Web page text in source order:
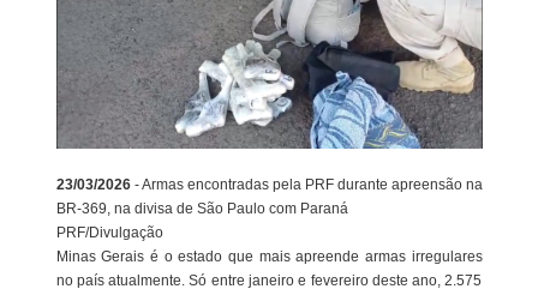
23/03/2026 - Armas encontradas pela PRF durante apreensão na
BR-369, na divisa de São Paulo com Paraná
PRF/Divulgação
Minas Gerais é o estado que mais apreende armas irregulares
no país atualmente. Só entre janeiro e fevereiro deste ano, 2.575